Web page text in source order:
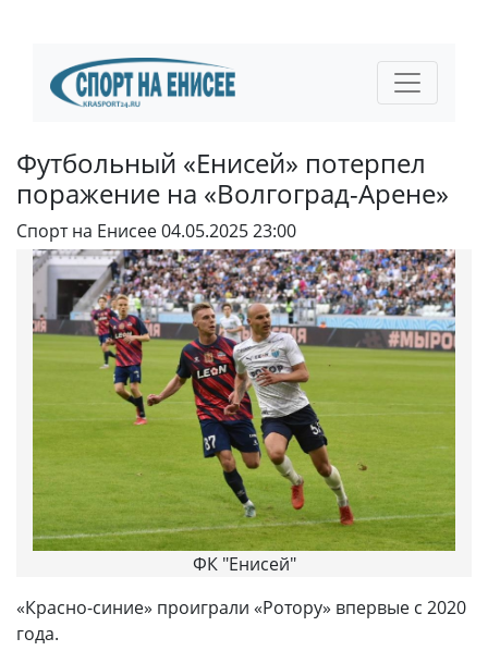
Футбольный «Енисей» потерпел
поражение на «Волгоград-Арене»
Спорт на Енисее04.05.2025 23:00
ФК "Енисей"
«Красно-синие» проиграли «Ротору» впервые с 2020
года.